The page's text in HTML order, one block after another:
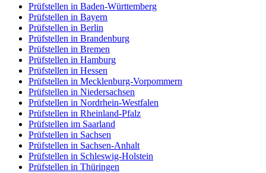
Prüfstellen in Baden-Württemberg
Prüfstellen in Bayern
Prüfstellen in Berlin
Prüfstellen in Brandenburg
Prüfstellen in Bremen
Prüfstellen in Hamburg
Prüfstellen in Hessen
Prüfstellen in Mecklenburg-Vorpommern
Prüfstellen in Niedersachsen
Prüfstellen in Nordrhein-Westfalen
Prüfstellen in Rheinland-Pfalz
Prüfstellen im Saarland
Prüfstellen in Sachsen
Prüfstellen in Sachsen-Anhalt
Prüfstellen in Schleswig-Holstein
Prüfstellen in Thüringen